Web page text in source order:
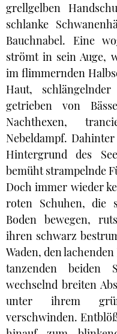
grellgelben
schlanke
Bauchnabel. Eine
strömt in sein Auge,
im flimmernden
Haut,
getrieben von
Nachthexen,
Nebeldampf.
Hintergrund des
bemüht strampelnde
Doch immer wieder
roten Schuhen, die
Boden bewegen,
ihren schwarz
Waden, den
tanzenden beiden
wechselnd breiten
unter ihrem
verschwinden.